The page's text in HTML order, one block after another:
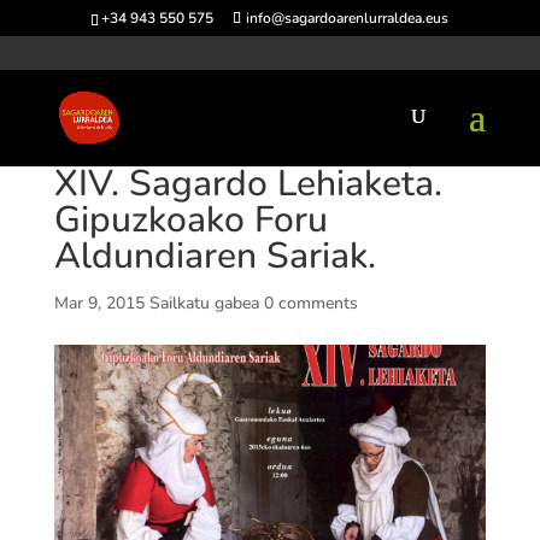
+34 943 550 575 info@sagardoarenlurraldea.eus
XIV. Sagardo Lehiaketa.
Gipuzkoako Foru
Aldundiaren Sariak.
Mar 9, 2015 Sailkatu gabea 0 comments